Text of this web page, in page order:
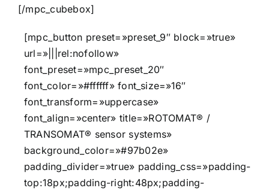
[/mpc_cubebox]
[mpc_button preset=»preset_9″ block=»true»
url=»|||rel:nofollow»
font_preset=»mpc_preset_20″
font_color=»#ffffff» font_size=»16″
font_transform=»uppercase»
font_align=»center» title=»ROTOMAT® /
TRANSOMAT® sensor systems»
background_color=»#97b02e»
padding_divider=»true» padding_css=»padding-
top:18px;padding-right:48px;padding-